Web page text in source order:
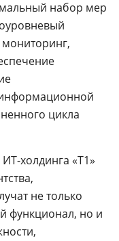
набор мер
цикла
холдинга «T1»
не только
функционал, но и